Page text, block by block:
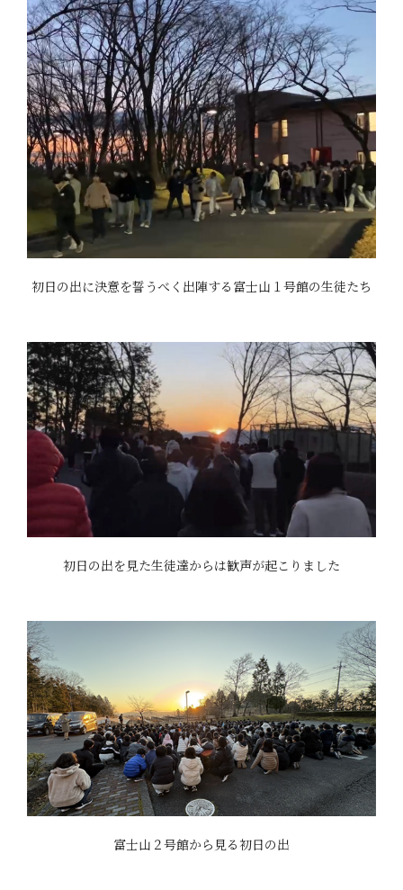
初日の出に決意を誓うべく出陣する富士山１号館の生徒たち
初日の出を見た生徒達からは歓声が起こりました
富士山２号館から見る初日の出